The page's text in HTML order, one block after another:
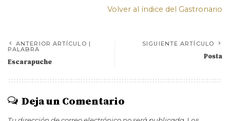
Volver al índice del Gastronario
ANTERIOR ARTÍCULO |
PALABRA
Escarapuche
SIGUIENTE ARTÍCULO
Posta
Deja un Comentario